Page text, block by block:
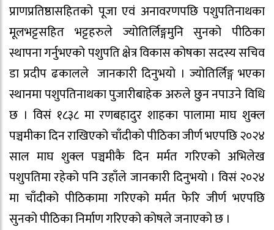
प्राणप्रतिष्ठासहितको पूजा एवं अनावरणपछि पशुपतिनाथका
मूलभट्टसहित भट्टहरुले ज्योतिर्लिङ्गमुनि सुनको पीठिका
स्थापना गर्नुभएको पशुपति क्षेत्र विकास कोषका सदस्य सचिव
डा प्रदीप ढकालले जानकारी दिनुभयो । ज्योतिर्लिङ्ग भएका
स्थानमा पशुपतिनाथका पुजारीबाहेक अरुले छुन नपाउने विधि
छ । विसं १८३८ मा रणबहादुर शाहका पालामा माघ शुक्ल
पञ्चमीका दिन राखिएको चाँदीको पीठिका जीर्ण भएपछि २०२४
साल माघ शुक्ल पञ्चमीकै दिन मर्मत गरिएको अभिलेख
पशुपतिमा रहेको पनि उहाँले जानकारी दिनुभयो । विसं २०२४
मा चाँदीको पीठिकामा गरिएको मर्मत फेरि जीर्ण भएपछि
सुनको पीठिका निर्माण गरिएको कोषले जनाएको छ ।